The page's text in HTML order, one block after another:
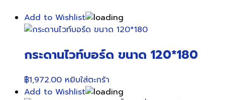
Add to Wishlist
กระดานไวท์บอร์ด ขนาด 120*180
฿1,972.00 หยิบใส่ตะกร้า
Add to Wishlist